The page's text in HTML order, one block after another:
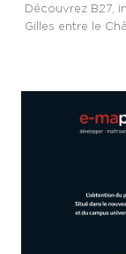
Découvrez B27,
Gilles entre le